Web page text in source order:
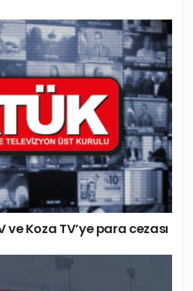
ve Koza TV’ye para cezası